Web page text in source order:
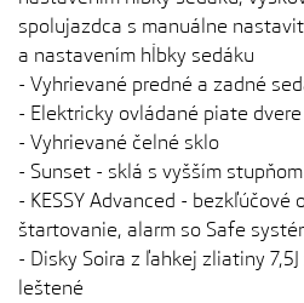
spolujazdca s manuálne
a nastavením hĺbky sedáku
- Vyhrievané predné a zadné
- Elektricky ovládané piate dvere
- Vyhrievané čelné sklo
- Sunset - sklá s vyšším
- KESSY Advanced - bezkľúčové
štartovanie, alarm so Safe
- Disky Soira z ľahkej zliatiny
leštené